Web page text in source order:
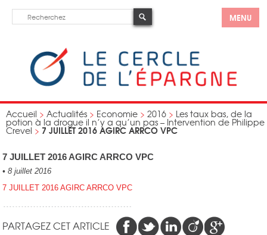
MENU
Accueil > Actualités > Economie > 2016 > Les taux bas, de la
potion à la drogue il n’y a qu’un pas – Intervention de Philippe
Crevel > 7 JUILLET 2016 AGIRC ARRCO VPC
7 JUILLET 2016 AGIRC ARRCO VPC
• 8 juillet 2016
7 JUILLET 2016 AGIRC ARRCO VPC
PARTAGEZ CET ARTICLE